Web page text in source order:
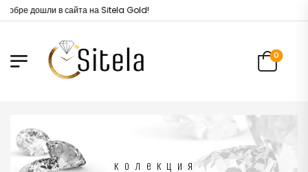
дошли в сайта на Sitela Gold!
0